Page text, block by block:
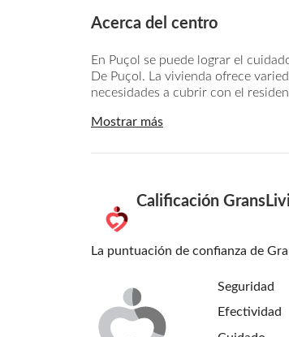
Acerca del centro
En Puçol se puede lograr el
De Puçol. La vivienda ofrece
necesidades a cubrir con el
Mostrar más
Calificación
La puntuación de confianza de
Seguridad
Efectividad